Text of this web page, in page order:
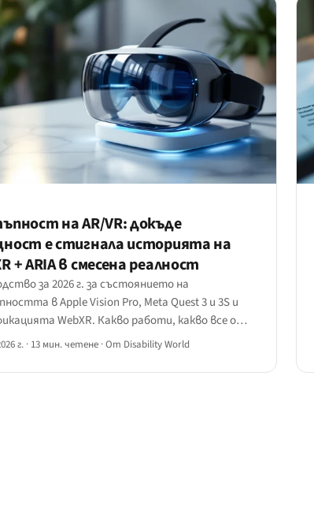
на AR/VR: докъде
е стигнала историята на
+ ARIA в смесена реалност
за 2026 г. за състоянието на
в Apple Vision Pro, Meta Quest 3 и 3S и
WebXR. Какво работи, какво все още
обещания и защо повечето разработчици все
за потребители с увреждания.
г. · 13 мин. четене ·От Disability World